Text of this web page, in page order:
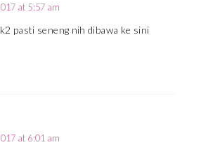
at 5:57 am
pasti seneng nih dibawa ke sini
at 6:01 am